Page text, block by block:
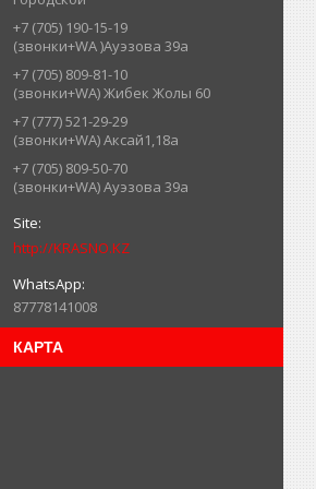
+7 (705) 190-15-19
(звонки+WA )Ауэзова 39а
+7 (705) 809-81-10
(звонки+WA) Жибек Жолы 60
+7 (777) 521-29-29
(звонки+WA) Аксай1,18а
+7 (705) 809-50-70
(звонки+WA) Ауэзова 39а
http://KRASNO.KZ
87778141008
КАРТА